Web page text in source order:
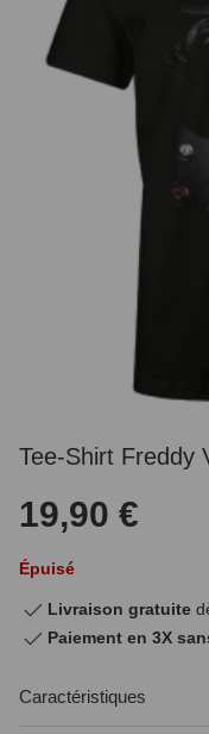
Tee-Shirt Freddy
19,90 €
Épuisé
Livraison gratuite
Paiement en 3X
Caractéristiques